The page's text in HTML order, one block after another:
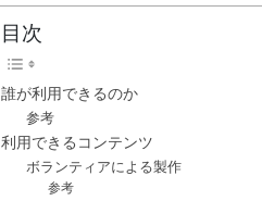
目次
誰が利用できるのか
参考
利用できるコンテンツ
ボランティアによる製作
参考